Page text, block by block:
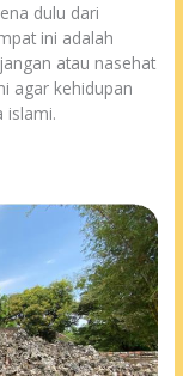
dulu dari
ini adalah
atau nasehat
agar kehidupan
islami.